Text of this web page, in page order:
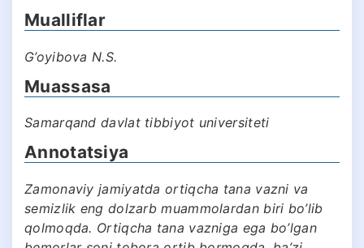
Mualliflar
G’oyibova N.S.
Muassasa
Samarqand davlat tibbiyot universiteti
Annotatsiya
Zamonaviy jamiyatda ortiqcha tana vazni va
semizlik eng dolzarb muammolardan biri bo’lib
qolmoqda. Ortiqcha tana vazniga ega bo’lgan